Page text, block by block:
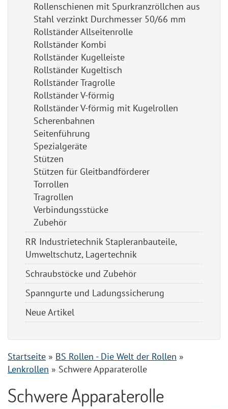
Rollenschienen mit Spurkranzröllchen aus
Stahl verzinkt Durchmesser 50/66 mm
Rollständer Allseitenrolle
Rollständer Kombi
Rollständer Kugelleiste
Rollständer Kugeltisch
Rollständer Tragrolle
Rollständer V-förmig
Rollständer V-förmig mit Kugelrollen
Scherenbahnen
Seitenführung
Spezialgeräte
Stützen
Stützen für Gleitbandförderer
Torrollen
Tragrollen
Verbindungsstücke
Zubehör
RR Industrietechnik Stapleranbauteile,
Umweltschutz, Lagertechnik
Schraubstöcke und Zubehör
Spanngurte und Ladungssicherung
Neue Artikel
Startseite » BS Rollen - Die Welt der Rollen »
Lenkrollen » Schwere Apparaterolle
Schwere Apparaterolle